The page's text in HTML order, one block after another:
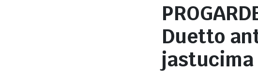
Duetto
jastucima